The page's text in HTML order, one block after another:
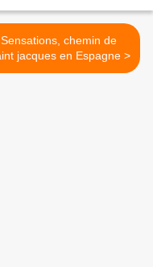
Sensations, chemin de
Saint jacques en Espagne >